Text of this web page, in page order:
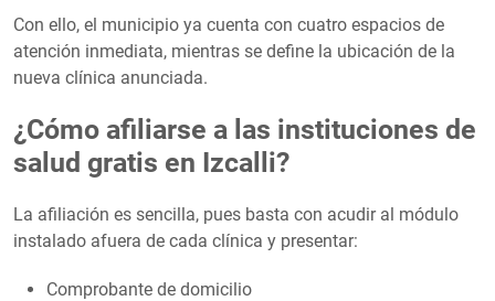
Con ello, el municipio ya cuenta con cuatro espacios de
atención inmediata, mientras se define la ubicación de la
nueva clínica anunciada.
¿Cómo afiliarse a las instituciones de
salud gratis en Izcalli?
La afiliación es sencilla, pues basta con acudir al módulo
instalado afuera de cada clínica y presentar:
Comprobante de domicilio